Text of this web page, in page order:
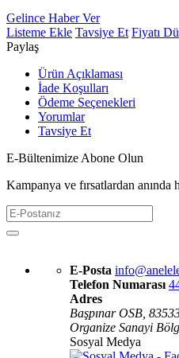
Gelince Haber Ver
Listeme Ekle Tavsiye Et Fiyatı
Paylaş
Ürün Açıklaması
İade Koşulları
Ödeme Seçenekleri
Yorumlar
Tavsiye Et
E-Bültenimize Abone Olun
Kampanya ve fırsatlardan anında
E-Posta
Telefon Numarası
Adres
Başpınar OSB,
Organize Sanayi
Sosyal Medya